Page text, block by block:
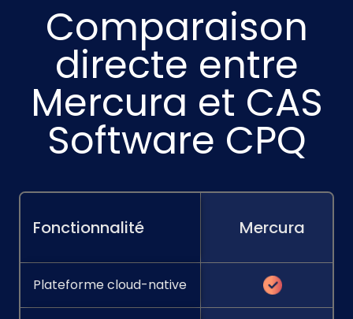
Comparaison
directe entre
Mercura et CAS
Software CPQ
Fonctionnalité Mercura
Plateforme cloud-native